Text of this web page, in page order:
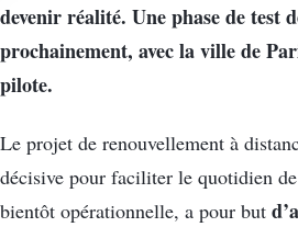
devenir réalité. Une phase de test
prochainement, avec la ville de
pilote.
Le projet de renouvellement à
décisive pour faciliter le quotidien
bientôt opérationnelle, a pour but